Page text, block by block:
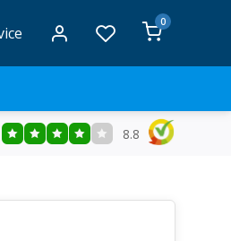
0
Gratisbezorging vanaf €50
8.8